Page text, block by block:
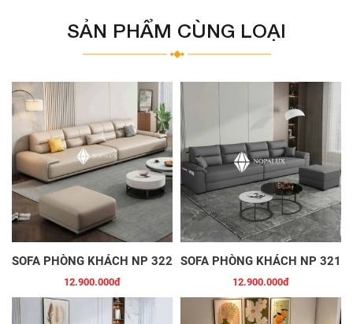
SẢN PHẨM CÙNG LOẠI
SOFA PHÒNG KHÁCH NP 322
12.900.000đ
SOFA PHÒNG KHÁCH NP 321
12.900.000đ